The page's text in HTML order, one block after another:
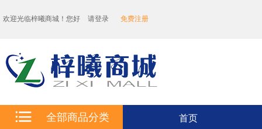
欢迎光临梓曦商城！您好 请登录 免费注册
全部商品分类 首页